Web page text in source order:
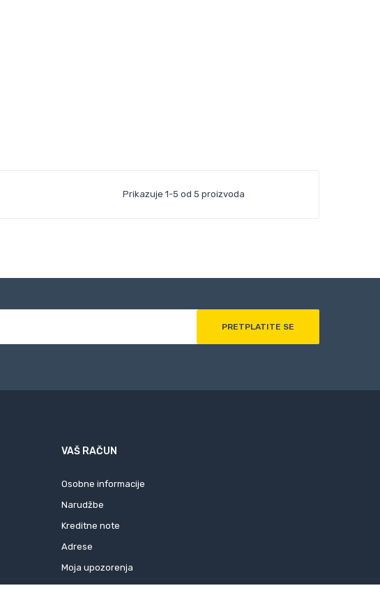
Prikazuje 1-5 od 5 proizvoda
VAŠ RAČUN
Osobne informacije
Narudžbe
Kreditne note
Adrese
Moja upozorenja